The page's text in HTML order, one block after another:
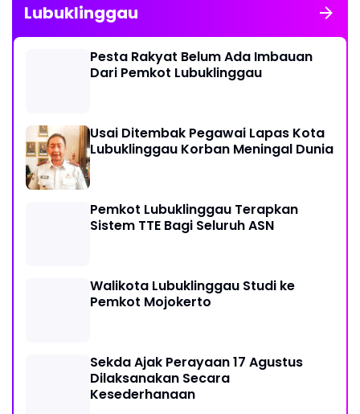
Lubuklinggau
Pesta Rakyat Belum Ada Imbauan
Dari Pemkot Lubuklinggau
Usai Ditembak Pegawai Lapas Kota
Lubuklinggau Korban Meningal Dunia
Pemkot Lubuklinggau Terapkan
Sistem TTE Bagi Seluruh ASN
Walikota Lubuklinggau Studi ke
Pemkot Mojokerto
Sekda Ajak Perayaan 17 Agustus
Dilaksanakan Secara
Kesederhanaan